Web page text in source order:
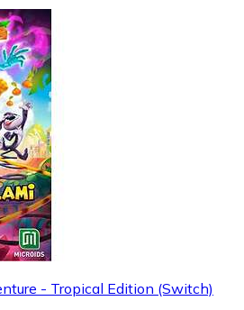
- Tropical Edition (Switch)